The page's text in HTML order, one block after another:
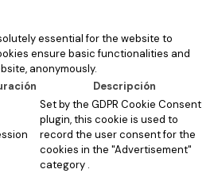
essential for the website to
ensure basic functionalities and
anonymously.
Descripción
Set by the GDPR Cookie Consent
plugin, this cookie is used to
record the user consent for the
cookies in the "Advertisement"
category .